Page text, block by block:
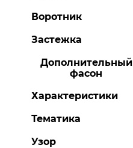
Воротник
Застежка
Дополнительный
фасон
Характеристики
Тематика
Узор